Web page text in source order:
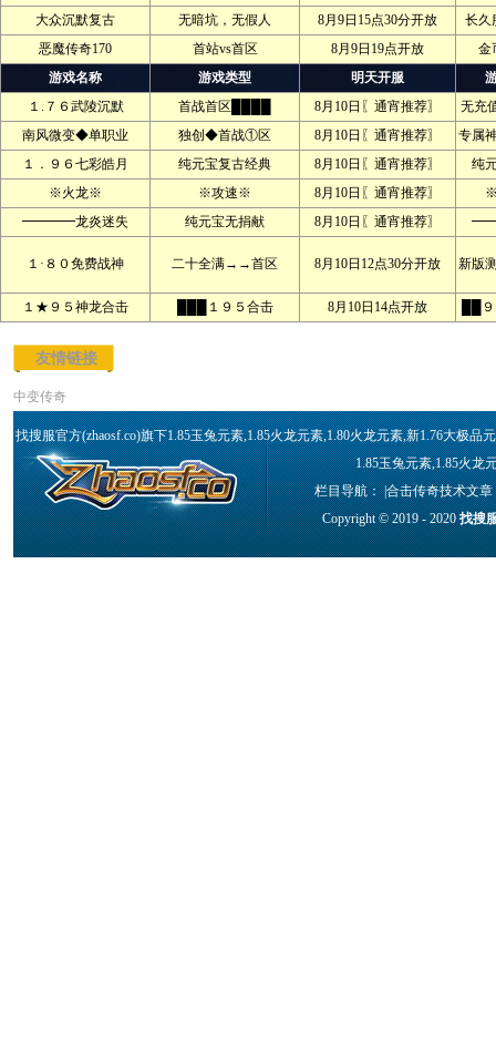
大众沉默复古
无暗坑，无假人 8月9日15点30分开放
长久
恶魔传奇170
首站vs首区 8月9日19点开放
金
游戏名称
游戏类型 明天开服
１.７６武陵沉默
首战首区████ 8月10日〖通宵推荐〗
无充
南风微变◆单职业
独创◆首战①区 8月10日〖通宵推荐〗
专属
１．９６七彩皓月
纯元宝复古经典 8月10日〖通宵推荐〗
纯
※火龙※
※攻速※ 8月10日〖通宵推荐〗
━━━━龙炎迷失
纯元宝无捐献 8月10日〖通宵推荐〗 ━━
１·８０免费战神 二十全满→→首区 8月10日12点30分开放 新版
１★９５神龙合击 ███１９５合击 8月10日14点开放 ██
友情链接
中变传奇
找搜服官方(zhaosf.co)旗下1.85玉兔元素,1.85火龙元素,1.80火龙元素,新1.76大极
1.85玉兔元素,1.85火龙
栏目导航： |合击传奇技术文章
Copyright © 2019 - 2020找搜